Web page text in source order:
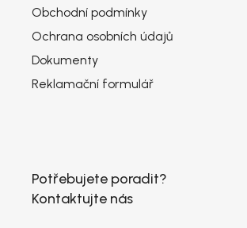
Obchodní podmínky
Ochrana osobních údajů
Dokumenty
Reklamační formulář
Potřebujete poradit?
Kontaktujte nás